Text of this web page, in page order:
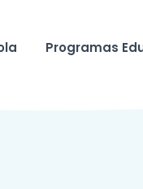
Programas